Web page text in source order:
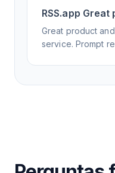
RSS.app
Great product
service. Prompt